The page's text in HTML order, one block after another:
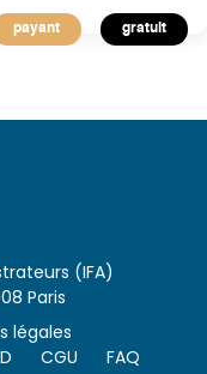
payant gratuit
(IFA)
Paris
légales
CGU FAQ